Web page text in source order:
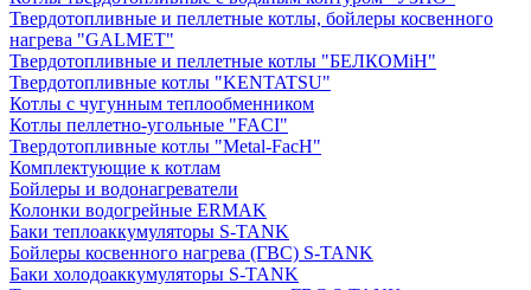
Твердотопливные и пеллетные котлы, бойлеры косвенного
нагрева "GALMET"
Твердотопливные и пеллетные котлы "БЕЛКОМiН"
Твердотопливные котлы "KENTATSU"
Котлы с чугунным теплообменником
Котлы пеллетно-угольные "FACI"
Твердотопливные котлы "Metal-FacH"
Комплектующие к котлам
Бойлеры и водонагреватели
Колонки водогрейные ERMAK
Баки теплоаккумуляторы S-TANK
Бойлеры косвенного нагрева (ГВС) S-TANK
Баки холодоаккумуляторы S-TANK